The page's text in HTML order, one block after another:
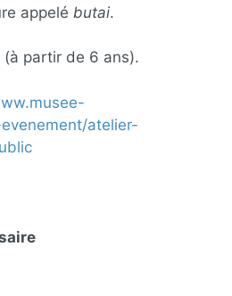
appelé butai.
(à partir de 6 ans).
atelier-